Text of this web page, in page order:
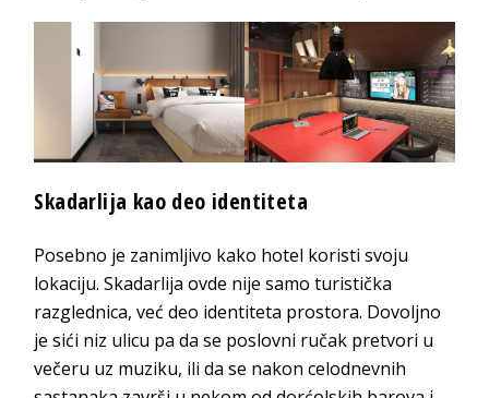
Skadarlija kao deo identiteta
Posebno je zanimljivo kako hotel koristi svoju
lokaciju. Skadarlija ovde nije samo turistička
razglednica, već deo identiteta prostora. Dovoljno
je sići niz ulicu pa da se poslovni ručak pretvori u
večeru uz muziku, ili da se nakon celodnevnih